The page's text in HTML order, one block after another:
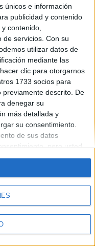
únicos e información
publicidad y contenido
contenido,
servicios. Con su
utilizar datos de
mediante las
clic para otorgarnos
1733 socios para
descrito. De
denegar su
más detallada y
su consentimiento.
de sus datos
pero usted
Sus
web. Puede cambiar
en cualquier
clic en el botón
web.
|Anúnciate
generales
- Diego de León 47 - 28006
91 593 2767